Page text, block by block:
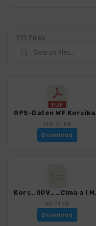
111 files
GPS-Daten
135.31 KB
Download
40.71 KB
Download